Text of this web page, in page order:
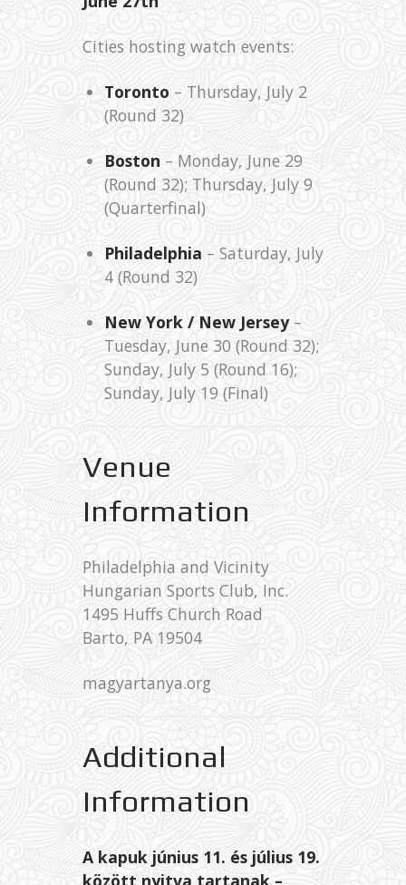
Cities hosting watch events:
Toronto – Thursday, July 2
(Round 32)
Boston – Monday, June 29
(Round 32); Thursday, July 9
(Quarterfinal)
Philadelphia – Saturday, July
4 (Round 32)
New York / New Jersey–
Tuesday, June 30 (Round 32);
Sunday, July 5 (Round 16);
Sunday, July 19 (Final)
Venue
Information
Philadelphia and Vicinity
Hungarian Sports Club, Inc.
1495 Huffs Church Road
Barto, PA 19504
magyartanya.org
Additional
Information
A kapuk június 11. és július 19.
között nyitva tartanak –